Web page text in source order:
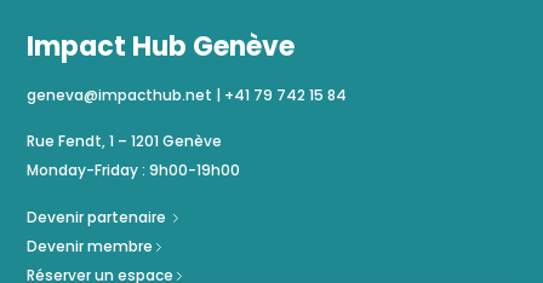
Impact Hub Genève
geneva@impacthub.net | +41 79 742 15 84
Rue Fendt, 1 – 1201 Genève
Monday-Friday : 9h00-19h00
Devenir partenaire
Devenir membre
Réserver un espace